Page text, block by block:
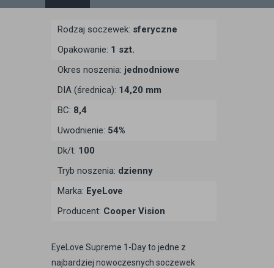
Rodzaj soczewek: sferyczne
Opakowanie: 1 szt.
Okres noszenia: jednodniowe
DIA (średnica): 14,20 mm
BC: 8,4
Uwodnienie: 54%
Dk/t: 100
Tryb noszenia: dzienny
Marka: EyeLove
Producent: Cooper Vision
EyeLove Supreme 1-Day to jedne z
najbardziej nowoczesnych soczewek